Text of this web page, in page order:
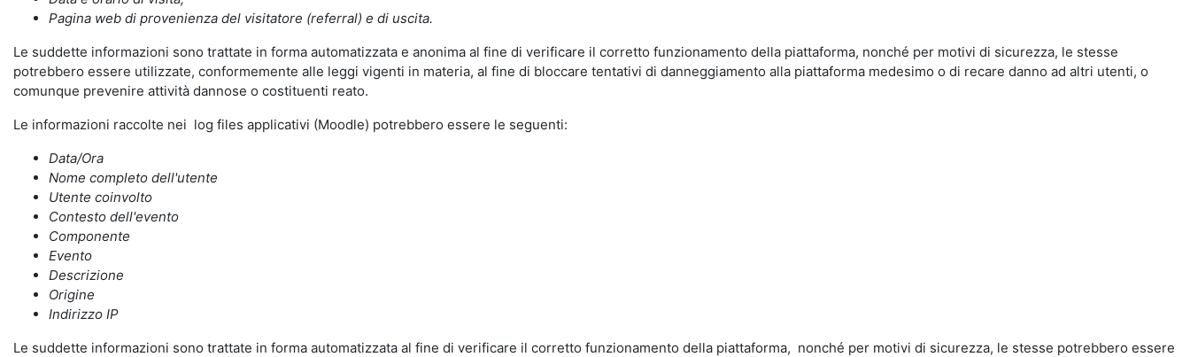
Pagina web di provenienza del visitatore (referral) e di uscita.
Le suddette informazioni sono trattate in forma automatizzata e anonima al fine di verificare il corretto funzionamento della piattaforma, nonché per motivi di sicurezza, le stesse
potrebbero essere utilizzate, conformemente alle leggi vigenti in materia, al fine di bloccare tentativi di danneggiamento alla piattaforma medesimo o di recare danno ad altri utenti, o
comunque prevenire attività dannose o costituenti reato.
Le informazioni raccolte nei log files applicativi (Moodle) potrebbero essere le seguenti:
Data/Ora
Nome completo dell'utente
Utente coinvolto
Contesto dell'evento
Componente
Evento
Descrizione
Origine
Indirizzo IP
Le suddette informazioni sono trattate in forma automatizzata al fine di verificare il corretto funzionamento della piattaforma, nonché per motivi di sicurezza, le stesse potrebbero essere